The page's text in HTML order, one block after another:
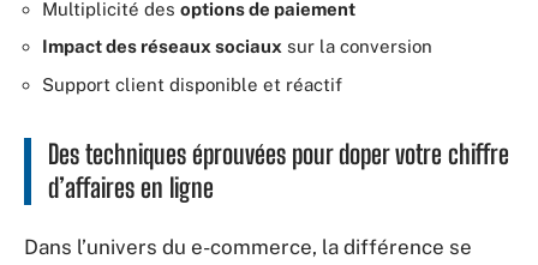
Multiplicité des options de paiement
Impact des réseaux sociaux sur la conversion
Support client disponible et réactif
Des techniques éprouvées pour doper votre chiffre
d’affaires en ligne
Dans l’univers du e-commerce, la différence se